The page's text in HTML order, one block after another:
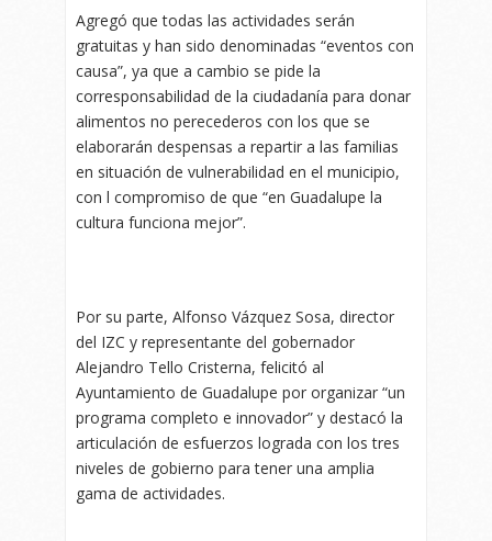
Agregó que todas las actividades serán
gratuitas y han sido denominadas “eventos con
causa”, ya que a cambio se pide la
corresponsabilidad de la ciudadanía para donar
alimentos no perecederos con los que se
elaborarán despensas a repartir a las familias
en situación de vulnerabilidad en el municipio,
con l compromiso de que “en Guadalupe la
cultura funciona mejor”.
Por su parte, Alfonso Vázquez Sosa, director
del IZC y representante del gobernador
Alejandro Tello Cristerna, felicitó al
Ayuntamiento de Guadalupe por organizar “un
programa completo e innovador” y destacó la
articulación de esfuerzos lograda con los tres
niveles de gobierno para tener una amplia
gama de actividades.